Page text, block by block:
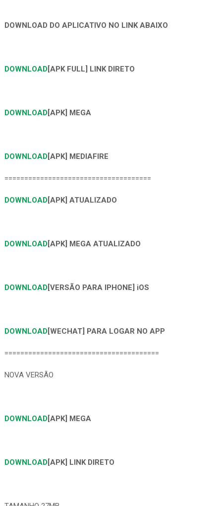
DOWNLOAD DO APLICATIVO NO LINK ABAIXO
DOWNLOAD[APK FULL] LINK DIRETO
DOWNLOAD[APK] MEGA
DOWNLOAD[APK] MEDIAFIRE
=====================================
DOWNLOAD[APK] ATUALIZADO
DOWNLOAD[APK] MEGA ATUALIZADO
DOWNLOAD[VERSÃO PARA IPHONE] iOS
DOWNLOAD[WECHAT] PARA LOGAR NO APP
=======================================
NOVA VERSÃO
DOWNLOAD[APK] MEGA
DOWNLOAD[APK] LINK DIRETO